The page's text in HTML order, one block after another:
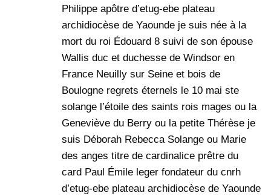
Philippe apôtre d’etug-ebe plateau
archidiocèse de Yaounde je suis née à la
mort du roi Édouard 8 suivi de son épouse
Wallis duc et duchesse de Windsor en
France Neuilly sur Seine et bois de
Boulogne regrets éternels le 10 mai ste
solange l’étoile des saints rois mages ou la
Geneviève du Berry ou la petite Thérèse je
suis Déborah Rebecca Solange ou Marie
des anges titre de cardinalice prêtre du
card Paul Émile leger fondateur du cnrh
d’etug-ebe plateau archidiocèse de Yaounde